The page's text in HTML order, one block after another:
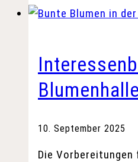
2026
Blumenhalle
10. September 2025
Die Vorbereitungen